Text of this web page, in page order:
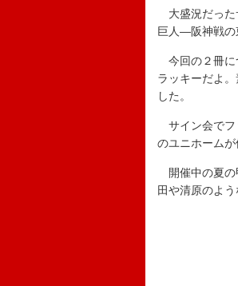
大盛況だった
巨人―阪神戦の
今回の２冊に
ラッキーだよ
した。
サイン会でフ
のユニホームが
開催中の夏の
田や清原のよ